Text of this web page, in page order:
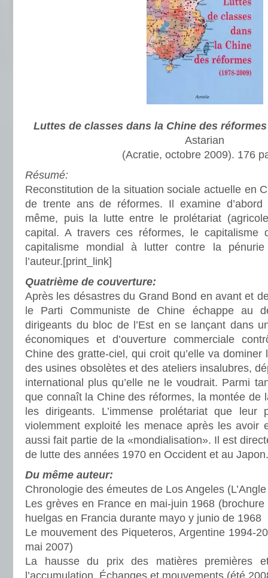
Luttes de classes dans la Chine des réformes
Astarian
(Acratie, octobre 2009). 176
Résumé:
Reconstitution de la situation sociale actuelle en
de trente ans de réformes. Il examine
même, puis la lutte entre le prolétariat
capital. A travers ces réformes, le capitalisme
capitalisme mondial à lutter contre la
l’auteur.[print_link]
Quatrième de couverture:
Après les désastres du Grand Bond en avant et
le Parti Communiste de Chine échappe au
dirigeants du bloc de l’Est en se lançant dans
économiques et d’ouverture commerciale
Chine des gratte-ciel, qui croit qu’elle va
des usines obsolètes et des ateliers insalubres,
international plus qu’elle ne le voudrait. Parmi
que connaît la Chine des réformes, la montée de
les dirigeants. L’immense prolétariat que leur
violemment exploité les menace après les avoir
aussi fait partie de la «mondialisation». Il est
de lutte des années 1970 en Occident et au Japon.
Du même auteur:
Chronologie des émeutes de Los Angeles
Les grèves en France en mai-juin 1968
huelgas en Francia durante mayo y junio de 1968
Le mouvement des Piqueteros, Argentine 1994-
mai 2007)
La hausse du prix des matières premières
l’accumulation, Échanges et mouvements (été